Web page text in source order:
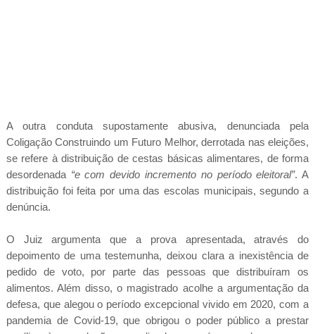
A outra conduta supostamente abusiva, denunciada pela
Coligação Construindo um Futuro Melhor, derrotada nas eleições,
se refere à distribuição de cestas básicas alimentares, de forma
desordenada “e com devido incremento no período eleitoral”. A
distribuição foi feita por uma das escolas municipais, segundo a
denúncia.
O Juiz argumenta que a prova apresentada, através do
depoimento de uma testemunha, deixou clara a inexistência de
pedido de voto, por parte das pessoas que distribuíram os
alimentos. Além disso, o magistrado acolhe a argumentação da
defesa, que alegou o período excepcional vivido em 2020, com a
pandemia de Covid-19, que obrigou o poder público a prestar